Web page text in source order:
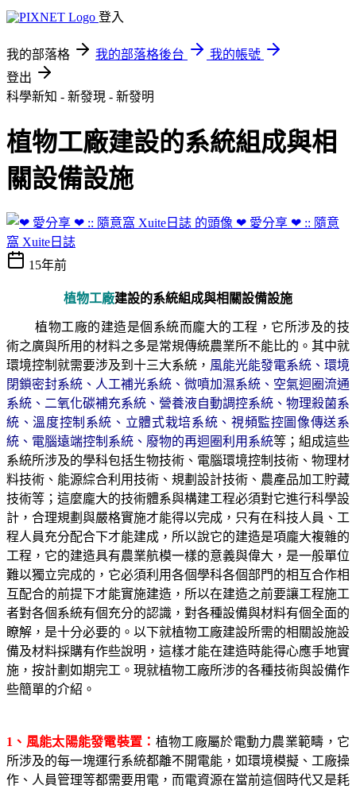
登入
我的部落格 我的部落格後台
我的帳號
登出
科學新知 - 新發現 - 新發明
植物工廠建設的系統組成與相
關設備設施
❤ 愛分享 ❤ :: 隨意
窩 Xuite日誌
15年前
植物工廠建設的系統組成與相關設備設施
植物工廠的建造是個系統而龐大的工程，它所涉及的技
術之廣與所用的材料之多是常規傳統農業所不能比的。其中就
環境控制就需要涉及到十三大系統， 風能光能發電系統、環境
閉鎖密封系統、人工補光系統、微噴加濕系統、空氣迴圈流通
系統、二氧化碳補充系統、營養液自動調控系統、物理殺菌系
統、溫度控制系統、立體式栽培系統、視頻監控圖像傳送系
統、電腦遠端控制系統、廢物的再迴圈利用系統等；組成這些
系統所涉及的學科包括生物技術、電腦環境控制技術、物理材
料技術、能源綜合利用技術、規劃設計技術、農產品加工貯藏
技術等；這麼龐大的技術體系與構建工程必須對它進行科學設
計，合理規劃與嚴格實施才能得以完成，只有在科技人員、工
程人員充分配合下才能建成，所以說它的建造是項龐大複雜的
工程，它的建造具有農業航模一樣的意義與偉大，是一般單位
難以獨立完成的，它必須利用各個學科各個部門的相互合作相
互配合的前提下才能實施建造，所以在建造之前要讓工程施工
者對各個系統有個充分的認識，對各種設備與材料有個全面的
瞭解，是十分必要的。以下就植物工廠建設所需的相關設施設
備及材料採購有作些說明，這樣才能在建造時能得心應手地實
施，按計劃如期完工。現就植物工廠所涉的各種技術與設備作
些簡單的介紹。
1 、風能太陽能發電裝置： 植物工廠屬於電動力農業範疇，它
所涉及的每一塊運行系統都離不開電能，如環境模擬、工廠操
作、人員管理等都需要用電，而電資源在當前這個時代又是耗